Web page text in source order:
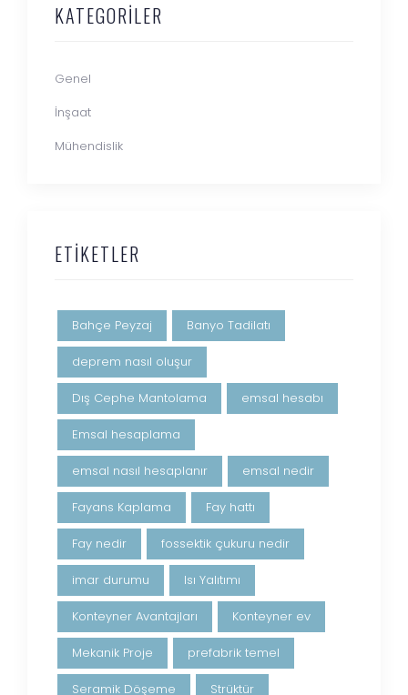
KATEGORILER
Genel
İnşaat
Mühendislik
ETIKETLER
Bahçe Peyzaj Banyo Tadilatı
deprem nasıl oluşur
Dış Cephe Mantolama emsal hesabı
Emsal hesaplama
emsal nasıl hesaplanır emsal nedir
Fayans Kaplama Fay hattı
Fay nedir fossektik çukuru nedir
imar durumu Isı Yalıtımı
Konteyner Avantajları Konteyner ev
Mekanik Proje prefabrik temel
Seramik Döşeme Strüktür